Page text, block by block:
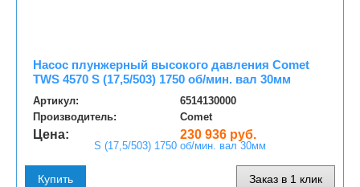
Насос плунжерный высокого давления Comet
TWS 4570 S (17,5/503) 1750 об/мин. вал 30мм
Артикул:
6514130000
Производитель:
Comet
Цена: 230 936 руб.
Купить Заказ в 1 клик